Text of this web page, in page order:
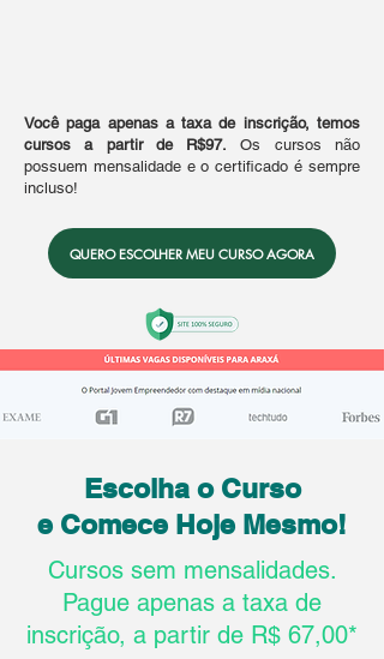
Você paga apenas a taxa de inscrição, temos
cursos a partir de R$97. Os cursos não
possuem mensalidade e o certificado é sempre
incluso!
QUERO ESCOLHER MEU CURSO AGORA
Escolha o Curso
e Comece Hoje Mesmo!
Cursos sem mensalidades.
Pague apenas a taxa de
inscrição, a partir de R$ 67,00*